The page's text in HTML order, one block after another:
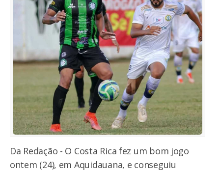
Da Redação - O Costa Rica fez um bom jogo
ontem (24), em Aquidauana, e conseguiu